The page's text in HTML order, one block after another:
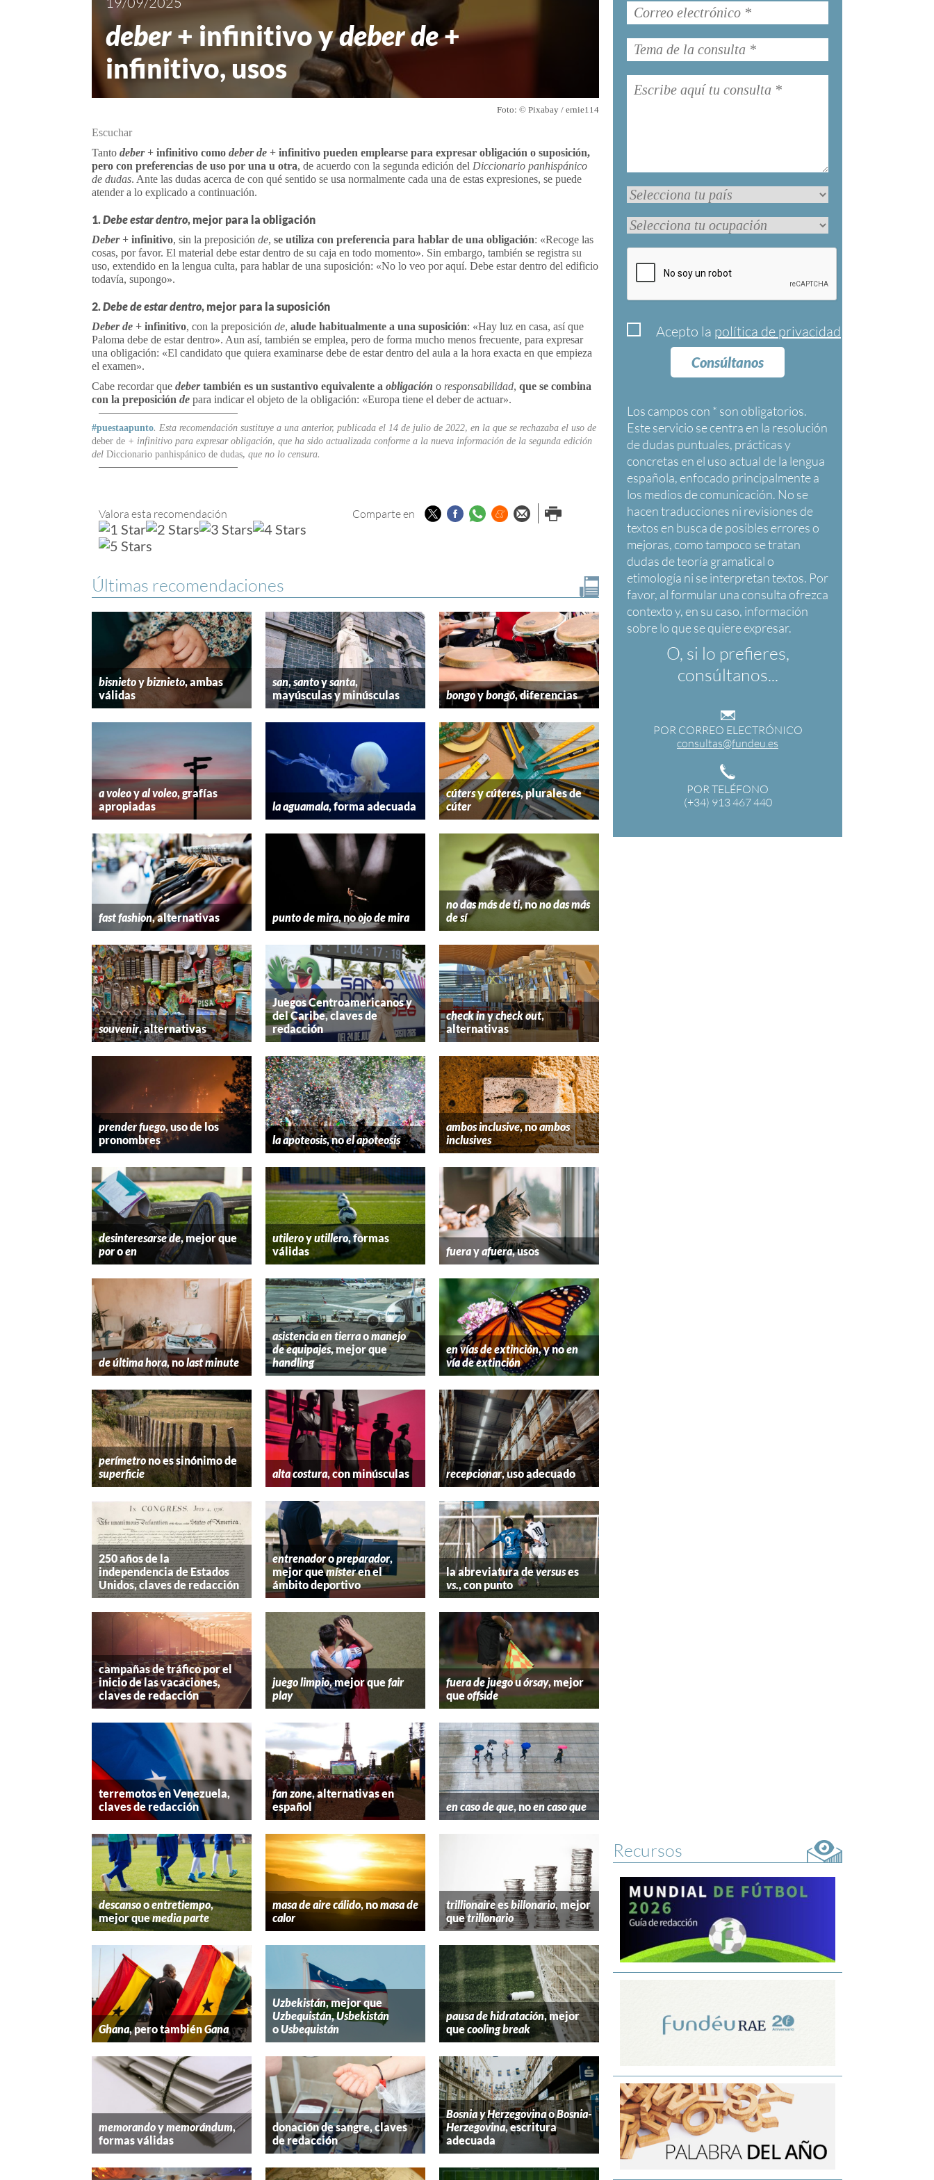
Acepto la política de privacidad
Consúltanos
Los campos con * son obligatorios
O, si lo prefieres,
consúltanos...
POR CORREO ELECTRÓNICO
consultas@fundeu.es
POR TELÉFONO
(+34) 913 467 440
deber+ infinitivo ydeber de+
infinitivo, usos
Foto: © Pixabay / ernie114
Escuchar
Tanto deber+ infinitivo como deber de + infinitivo pueden emplearse para expresar obligación o suposición,
pero con preferencias de uso por una u otra, de acuerdo con la segunda edición del Diccionario panhispánico
de dudas. Ante las dudas acerca de con qué sentido se usa normalmente cada una de estas expresiones, se puede
atender a lo explicado a continuación.
1.Debe estar dentro, mejor para la obligación
Deber+ infinitivo, sin la preposición de, se utiliza con preferencia para hablar de una obligación: «Recoge las
cosas, por favor. El material debe estar dentro de su caja en todo momento». Sin embargo, también se registra su
uso, extendido en la lengua culta, para hablar de una suposición: «No lo veo por aquí. Debe estar dentro del edificio
todavía, supongo».
2.Debe de estar dentro, mejor para la suposición
Deber de + infinitivo, con la preposición de, alude habitualmente a una suposición: «Hay luz en casa, así que
Paloma debe de estar dentro». Aun así, también se emplea, pero de forma mucho menos frecuente, para expresar
una obligación: «El candidato que quiera examinarse debe de estar dentro del aula a la hora exacta en que empieza
el examen».
Cabe recordar que debertambién es un sustantivo equivalente a obligación o responsabilidad, que se combina
con la preposición de para indicar el objeto de la obligación: «Europa tiene el deber de actuar».
#puestaapunto. Esta recomendación sustituye a una anterior, publicada el 14 de julio de 2022, en la que se rechazaba el uso de
deber de + infinitivo para expresar obligación, que ha sido actualizada conforme a la nueva información de la segunda edición
del Diccionario panhispánico de dudas, que no lo censura.
Valora esta recomendación Comparte en TwitterFacebook
Whatsapp
Menéame
Enviar porImprimir
Últimas recomendaciones
bisnietoybiznieto, ambas
válidas
san,santoysanta,
mayúsculas y minúsculas
bongoybongó, diferencias
a voleoyal voleo, grafías
apropiadas
la aguamala, forma adecuada
cútersycúteres, plurales de
cúter
fast fashion, alternativas punto de mira, noojo de mira
no das más de ti, nono das más
de sí
souvenir, alternativas
Juegos Centroamericanos y
del Caribe, claves de
redacción
check inycheck out,
alternativas
prender fuego, uso de los
pronombres
la apoteosis, noel apoteosis
ambos inclusive, noambos
inclusives
desinteresarse de, mejor que
poroen
utileroyutillero, formas
válidas
fuerayafuera, usos
de última hora, nolast minute
asistencia en tierraomanejo
de equipajes, mejor que
handling
en vías de extinción, y noen
vía de extinción
perímetrono es sinónimo de
superficie
alta costura, con minúsculas recepcionar, uso adecuado
250 años de la
independencia de Estados
Unidos, claves de redacción
entrenadoropreparador,
mejor quemísteren el
ámbito deportivo
la abreviatura deversuses
vs., con punto
campañas de tráfico por el
inicio de las vacaciones,
claves de redacción
juego limpio, mejor quefair
play
fuera de juegouórsay, mejor
queoffside
terremotos en Venezuela,
claves de redacción
fan zone, alternativas en
español
en caso de que, noen caso que
descansooentretiempo,
mejor quemedia parte
masa de aire cálido, nomasa de
calor
trillionaireesbillonario, mejor
quetrillonario
Ghana, pero tambiénGana
Uzbekistán, mejor que
Uzbequistán,Usbekistán
oUsbequistán
pausa de hidratación, mejor
quecooling break
memorandoymemorándum,
formas válidas
donación de sangre, claves
de redacción
Bosnia y HerzegovinaoBosnia-
Herzegovina, escritura
adecuada
Recursos